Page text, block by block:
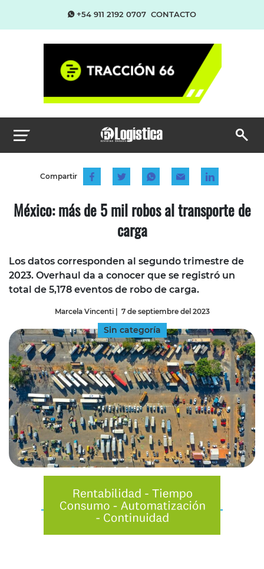
+54 911 2192 0707 CONTACTO
Compartir
México: más de 5 mil robos al transporte de
carga
Los datos corresponden al segundo trimestre de
2023. Overhaul da a conocer que se registró un
total de 5,178 eventos de robo de carga.
Marcela Vincenti| 7 de septiembre del 2023
Sin categoría